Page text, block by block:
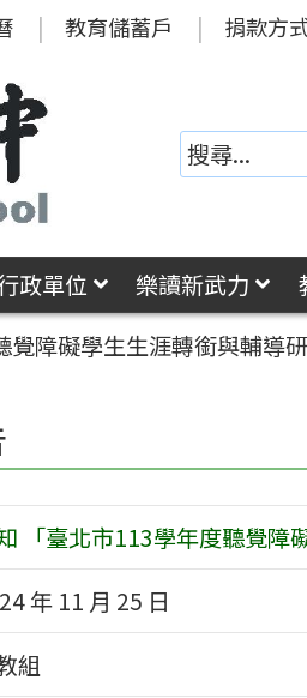
教育儲蓄戶 捐款方
政單位 樂讀新武力
覺障礙學生生涯轉銜與輔導
「臺北市113學年度聽覺障
年 11 月 25 日
組